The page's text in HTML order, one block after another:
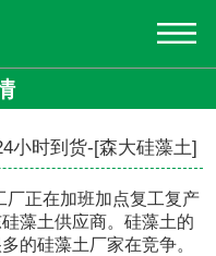
小时到货-[森大硅藻土]
厂正在加班加点复工复产
硅藻土供应商。硅藻土的
的硅藻土厂家在竞争。